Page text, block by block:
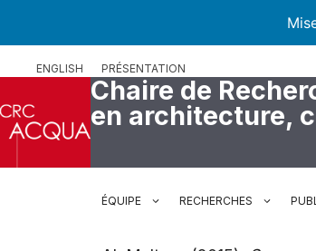
ENGLISH PRÉSENTATION
Chaire de
en architecture,
ÉQUIPE RECHERCHES